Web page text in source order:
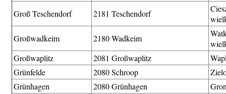
Groß Teschendorf
2181 Teschendorf
Großwadkeim
2180 Wadkeim
Großwaplitz
2081 Großwaplitz
Grünfelde
2080 Schroop
Grünhagen
2080 Grünhagen